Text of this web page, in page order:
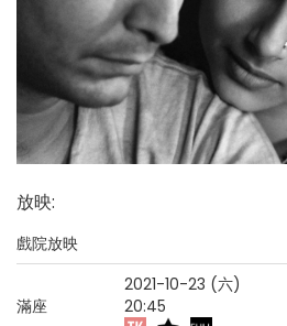
放映:
戲院放映
滿座
2021-10-23 (六)
20:45